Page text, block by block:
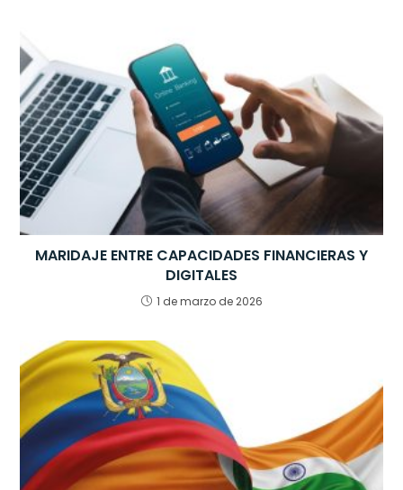
MARIDAJE ENTRE CAPACIDADES FINANCIERAS Y
DIGITALES
1 de marzo de 2026